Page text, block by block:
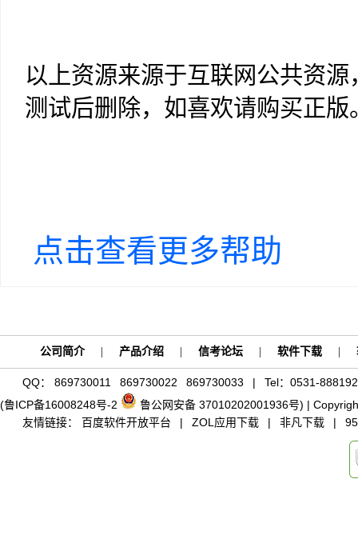
以上资源来源于互联网公共资
测试后删除，如喜欢请购买正版
点击查看更多帮助
公司简介 产品介绍 信考论坛 软件下载
QQ： 869730011 869730022 869730033 |
Tel：0531-
(鲁ICP备16008248号-2
鲁公网安备 37010202001936号) |
友情链接：
百度软件开放平台 | ZOL 应用下载 | 非凡下载 |